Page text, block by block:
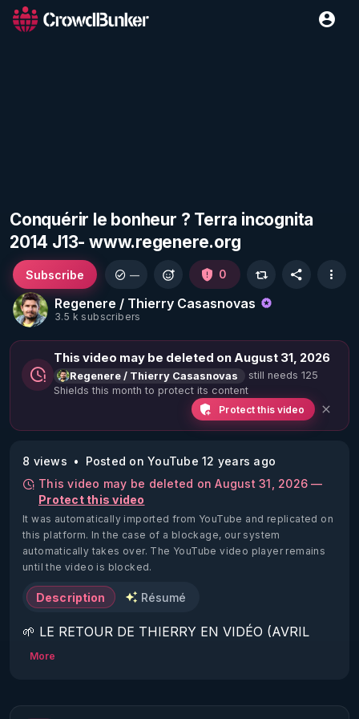
Conquérir le bonheur ? Terra incognita
2014 J13- www.regenere.org
Regenere / Thierry Casasnovas
3.5 k subscribers
Subscribe — 0
This video may be deleted on August 31, 2026
Regenere / Thierry Casasnovas
still needs 125
Shields this month to protect its content
Protect this video
8 views
Posted on YouTube 12 years ago
This video may be deleted on August 31, 2026 —
Protect this video
It was automatically imported from YouTube and replicated on
this platform. In the case of a blockage, our system
automatically takes over. The YouTube video player remains
until the video is blocked.
Description Résumé
🌱 LE RETOUR DE THIERRY EN VIDÉO (AVRIL
2022)!
https://www.rgnr.fr/presentation.html
More